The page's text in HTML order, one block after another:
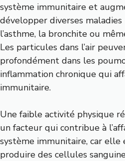
système immunitaire et
développer diverses
l’asthme, la bronchite ou
Les particules dans l’air
profondément dans les
inflammation chronique qui
immunitaire.
Une faible activité physique
un facteur qui contribue à
système immunitaire, car elle
produire des cellules